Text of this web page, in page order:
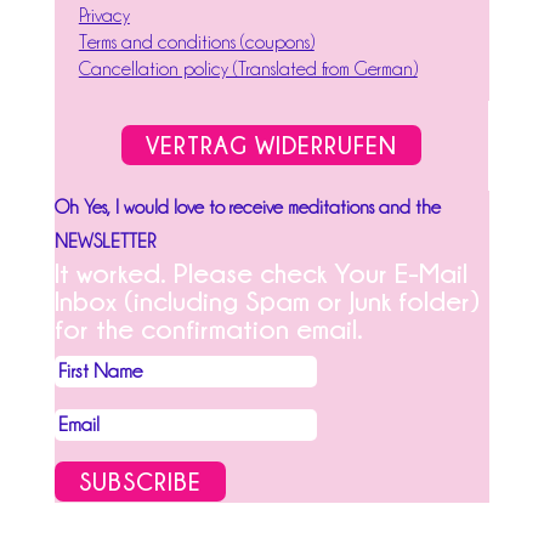
Privacy
Terms and conditions (coupons)
Cancellation policy (Translated from German)
VERTRAG WIDERRUFEN
Oh Yes, I would love to receive meditations and the
NEWSLETTER
It worked. Please check Your E-Mail
Inbox (including Spam or Junk folder)
for the confirmation email.
SUBSCRIBE